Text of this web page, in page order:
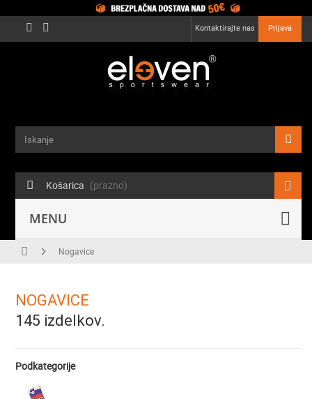
Prijava
Kontaktirajte nas
Košarica (prazno)
MENU
Nogavice
NOGAVICE
145 izdelkov.
Podkategorije